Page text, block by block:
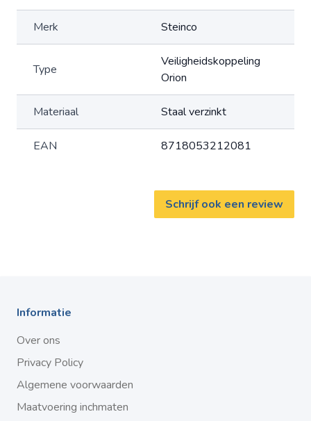
Merk Steinco
Type
Veiligheidskoppeling
Orion
Materiaal Staal verzinkt
EAN 8718053212081
Schrijf ook een review
Informatie
Over ons
Privacy Policy
Algemene voorwaarden
Maatvoering inchmaten